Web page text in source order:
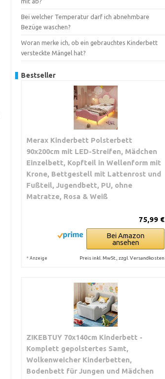
Bei welcher Temperatur darf ich abnehmbare
Bezüge waschen?
Woran merke ich, ob ein gebrauchtes Kinderbett
versteckte Mängel hat?
Bestseller
Merax Kinderbett Polsterbett
90x200cm mit LED-Streifen, Mädchen
Einzelbett, Kopfteil in Wellenform mit
Krone, Bettgestell mit Lattenrost und
Fußteil, Jugendbett, PU, ohne
Matratze, Rosa & Weiß
75,99 €
Bei Amazon
ansehen
* Anzeige Preis inkl. MwSt., zzgl. Versandkosten
ZIKEBTUY 70x140cm Kinderbett -
Komplett gepolstertes Samt,
Wolkenweicher Kinderbetten,
Bodenbett für Jungen und Mädchen